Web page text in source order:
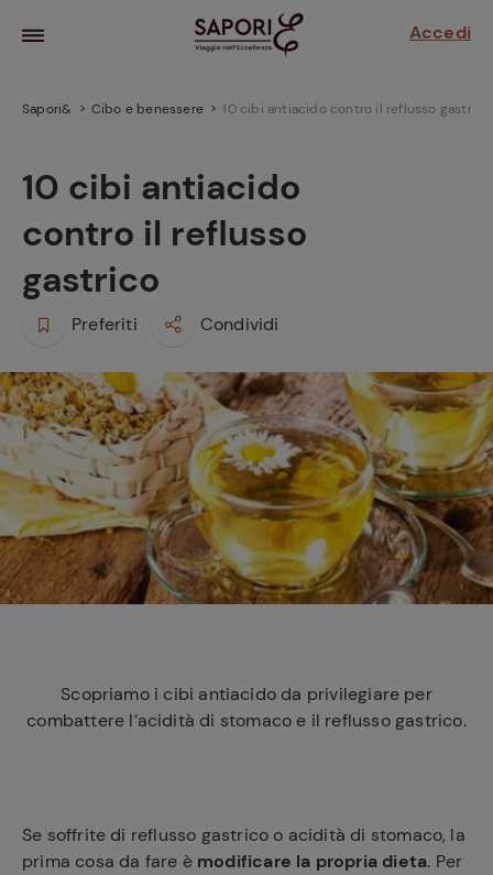
Accedi
e
ricetta
il
sensi di
Sapori& Cibo e benessere 10 cibi antiacido contro il reflusso gastrico
10 cibi antiacido
contro il reflusso
gastrico
Preferiti Condividi
Scopriamo i cibi antiacido da privilegiare per
combattere l’acidità di stomaco e il reflusso gastrico.
Se soffrite di reflusso gastrico o acidità di stomaco, la
prima cosa da fare è modificare la propria dieta. Per